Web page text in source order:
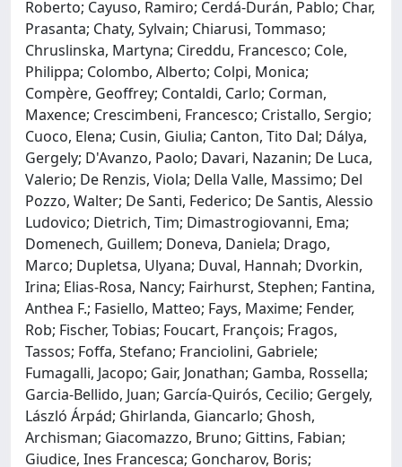
Roberto; Cayuso, Ramiro; Cerdá-Durán, Pablo; Char,
Prasanta; Chaty, Sylvain; Chiarusi, Tommaso;
Chruslinska, Martyna; Cireddu, Francesco; Cole,
Philippa; Colombo, Alberto; Colpi, Monica;
Compère, Geoffrey; Contaldi, Carlo; Corman,
Maxence; Crescimbeni, Francesco; Cristallo, Sergio;
Cuoco, Elena; Cusin, Giulia; Canton, Tito Dal; Dálya,
Gergely; D'Avanzo, Paolo; Davari, Nazanin; De Luca,
Valerio; De Renzis, Viola; Della Valle, Massimo; Del
Pozzo, Walter; De Santi, Federico; De Santis, Alessio
Ludovico; Dietrich, Tim; Dimastrogiovanni, Ema;
Domenech, Guillem; Doneva, Daniela; Drago,
Marco; Dupletsa, Ulyana; Duval, Hannah; Dvorkin,
Irina; Elias-Rosa, Nancy; Fairhurst, Stephen; Fantina,
Anthea F.; Fasiello, Matteo; Fays, Maxime; Fender,
Rob; Fischer, Tobias; Foucart, François; Fragos,
Tassos; Foffa, Stefano; Franciolini, Gabriele;
Fumagalli, Jacopo; Gair, Jonathan; Gamba, Rossella;
Garcia-Bellido, Juan; García-Quirós, Cecilio; Gergely,
László Árpád; Ghirlanda, Giancarlo; Ghosh,
Archisman; Giacomazzo, Bruno; Gittins, Fabian;
Giudice, Ines Francesca; Goncharov, Boris;